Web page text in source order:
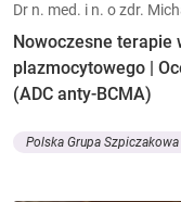
Dr n. med. i n. o zdr.
Nowoczesne terapie
plazmocytowego |
(ADC anty-BCMA)
Polska Grupa Szpiczakowa